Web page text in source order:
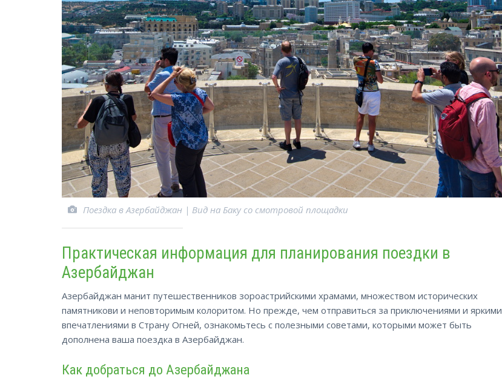
Поездка в Азербайджан | Вид на Баку со смотровой площадки
Практическая информация для планирования поездки в
Азербайджан
Азербайджан манит путешественников зороастрийскими храмами, множеством исторических
памятникови и неповторимым колоритом. Но прежде, чем отправиться за приключениями и яркими
впечатлениями в Страну Огней, ознакомьтесь с полезными советами, которыми может быть
дополнена ваша поездка в Азербайджан.
Как добраться до Азербайджана